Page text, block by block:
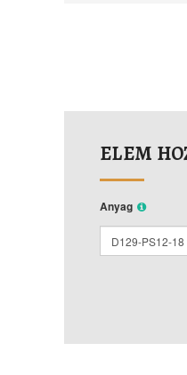
ELEM
Anyag
D129-PS12-18